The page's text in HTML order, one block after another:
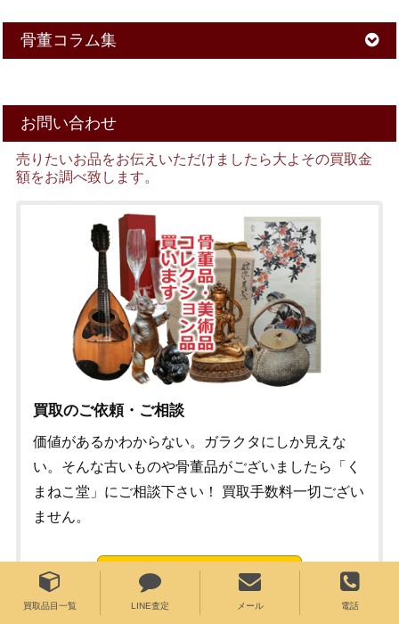
買取品目一覧 LINE査定 メール 電話
骨董コラム集
お問い合わせ
売りたいお品をお伝えいただけましたら大よその買取金
額をお調べ致します。
買取のご依頼・ご相談
価値があるかわからない。ガラクタにしか見えな
い。そんな古いものや骨董品がございましたら「く
まねこ堂」にご相談下さい！ 買取手数料一切ござい
ません。
メールでのご依頼・ご相談